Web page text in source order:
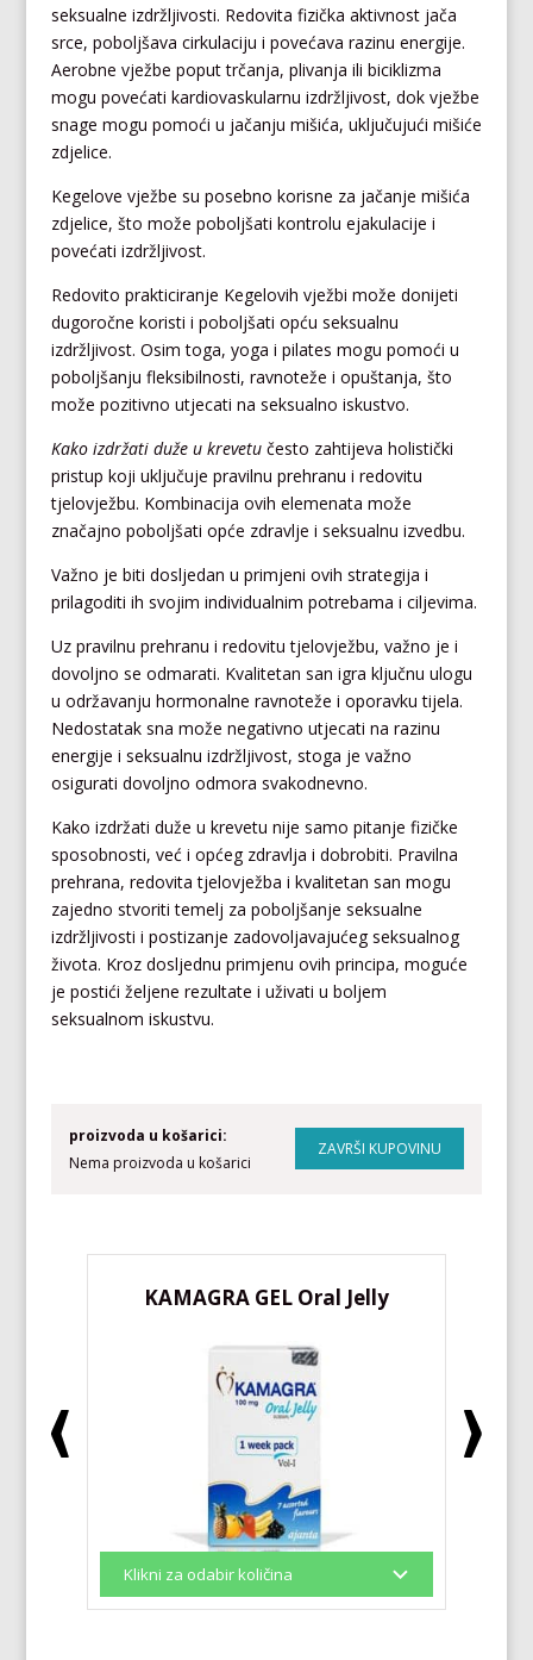
seksualne izdržljivosti. Redovita fizička aktivnost jača
srce, poboljšava cirkulaciju i povećava razinu energije.
Aerobne vježbe poput trčanja, plivanja ili biciklizma
mogu povećati kardiovaskularnu izdržljivost, dok vježbe
snage mogu pomoći u jačanju mišića, uključujući mišiće
zdjelice.
Kegelove vježbe su posebno korisne za jačanje mišića
zdjelice, što može poboljšati kontrolu ejakulacije i
povećati izdržljivost.
Redovito prakticiranje Kegelovih vježbi može donijeti
dugoročne koristi i poboljšati opću seksualnu
izdržljivost. Osim toga, yoga i pilates mogu pomoći u
poboljšanju fleksibilnosti, ravnoteže i opuštanja, što
može pozitivno utjecati na seksualno iskustvo.
Kako izdržati duže u krevetučesto zahtijeva holistički
pristup koji uključuje pravilnu prehranu i redovitu
tjelovježbu. Kombinacija ovih elemenata može
značajno poboljšati opće zdravlje i seksualnu izvedbu.
Važno je biti dosljedan u primjeni ovih strategija i
prilagoditi ih svojim individualnim potrebama i ciljevima.
Uz pravilnu prehranu i redovitu tjelovježbu, važno je i
dovoljno se odmarati. Kvalitetan san igra ključnu ulogu
u održavanju hormonalne ravnoteže i oporavku tijela.
Nedostatak sna može negativno utjecati na razinu
energije i seksualnu izdržljivost, stoga je važno
osigurati dovoljno odmora svakodnevno.
Kako izdržati duže u krevetu nije samo pitanje fizičke
sposobnosti, već i općeg zdravlja i dobrobiti. Pravilna
prehrana, redovita tjelovježba i kvalitetan san mogu
zajedno stvoriti temelj za poboljšanje seksualne
izdržljivosti i postizanje zadovoljavajućeg seksualnog
života. Kroz dosljednu primjenu ovih principa, moguće
je postići željene rezultate i uživati u boljem
seksualnom iskustvu.
proizvoda u košarici:
Nema proizvoda u košarici
KAMAGRA GEL Oral Jelly